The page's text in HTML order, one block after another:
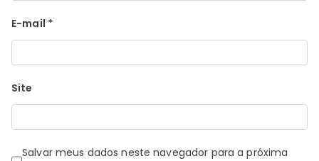
E-mail *
Site
Salvar meus dados neste navegador para a próxima